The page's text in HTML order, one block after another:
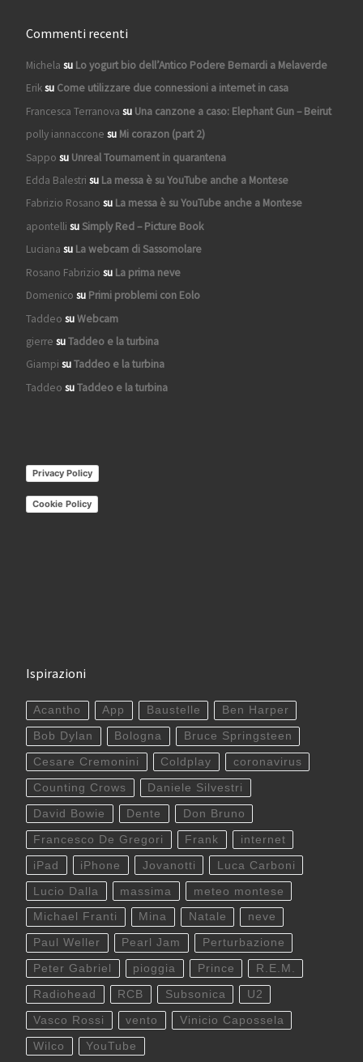
Commenti recenti
Michela su Lo yogurt bio dell’Antico Podere Bernardi a Melaverde
Eriksu Come utilizzare due connessioni a internet in casa
Francesca Terranova su Una canzone a caso: Elephant Gun – Beirut
polly iannaccone su Mi corazon (part 2)
Sappo su Unreal Tournament in quarantena
Edda Balestri su La messa è su YouTube anche a Montese
Fabrizio Rosano su La messa è su YouTube anche a Montese
apontelli suSimply Red – Picture Book
Luciana su La webcam di Sassomolare
Rosano Fabrizio su La prima neve
Domenico su Primi problemi con Eolo
Taddeo suWebcam
gierre suTaddeo e la turbina
Giampi suTaddeo e la turbina
Taddeo suTaddeo e la turbina
Privacy Policy
Cookie Policy
Ispirazioni
Acantho App Baustelle Ben Harper
Bob Dylan Bologna Bruce Springsteen
Cesare Cremonini Coldplay coronavirus
Counting Crows Daniele Silvestri
David Bowie Dente Don Bruno
Francesco De Gregori Frank internet
iPad iPhone Jovanotti Luca Carboni
Lucio Dalla massima meteo montese
Michael Franti Mina Natale neve
Paul Weller Pearl Jam Perturbazione
Peter Gabriel pioggia Prince R.E.M.
Radiohead RCB Subsonica U2
Vasco Rossi vento Vinicio Capossela
Wilco YouTube